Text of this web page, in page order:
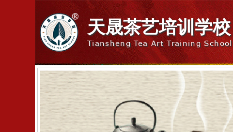
天晟茶艺培训学校
Tiansheng Tea Art Training School